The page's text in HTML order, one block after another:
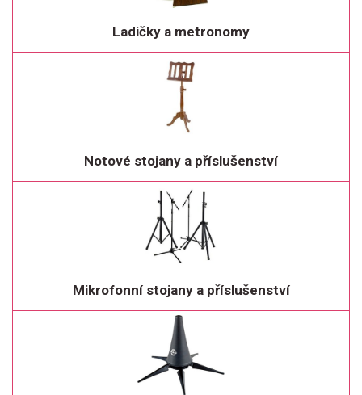
Ladičky a metronomy
Notové stojany a příslušenství
Mikrofonní stojany a příslušenství